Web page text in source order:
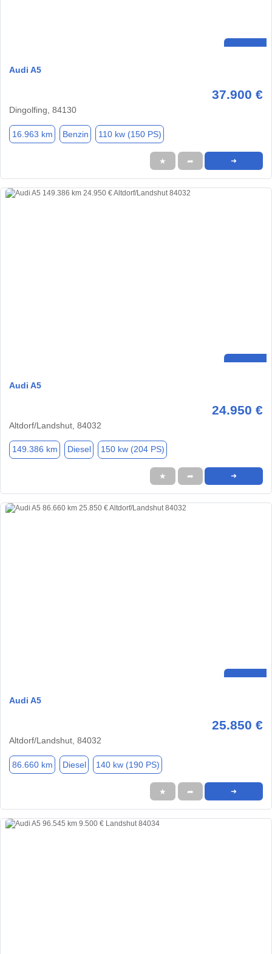
Audi A5
37.900 €
Dingolfing, 84130
16.963 km Benzin 110 kw (150 PS)
★ ➦ ➜
Audi A5
24.950 €
Altdorf/Landshut, 84032
149.386 km Diesel 150 kw (204 PS)
★ ➦ ➜
Audi A5
25.850 €
Altdorf/Landshut, 84032
86.660 km Diesel 140 kw (190 PS)
★ ➦ ➜